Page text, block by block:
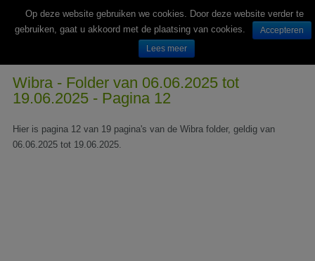
Wekelijks nieuwe folders van Nederlandse supermarkten en winkels
Wibra - Folder van 06.06.2025 tot
19.06.2025 - Pagina 12
Hier is pagina 12 van 19 pagina's van de Wibra folder, geldig van
06.06.2025 tot 19.06.2025.
Op deze website gebruiken we cookies. Door deze website verder te
gebruiken, gaat u akkoord met de plaatsing van cookies.
Accepteren
Lees meer